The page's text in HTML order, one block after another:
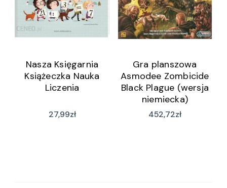
Nasza Księgarnia
Książeczka Nauka
Liczenia
27,99zł
Gra planszowa
Asmodee Zombicide
Black Plague (wersja
niemiecka)
452,72zł